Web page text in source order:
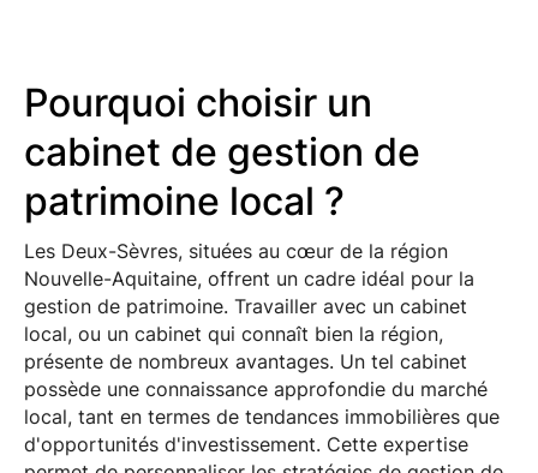
Pourquoi choisir un
cabinet de gestion de
patrimoine local ?
Les Deux-Sèvres, situées au cœur de la région
Nouvelle-Aquitaine, offrent un cadre idéal pour la
gestion de patrimoine. Travailler avec un cabinet
local, ou un cabinet qui connaît bien la région,
présente de nombreux avantages. Un tel cabinet
possède une connaissance approfondie du marché
local, tant en termes de tendances immobilières que
d'opportunités d'investissement. Cette expertise